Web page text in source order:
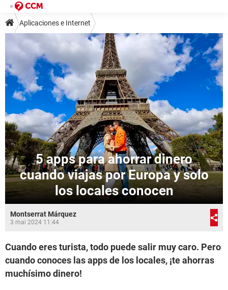
Aplicaciones e Internet
5 apps para ahorrar dinero
cuando viajas por Europa y solo
los locales conocen
Montserrat Márquez
3 mai 2024 11:44
Cuando eres turista, todo puede salir muy caro. Pero
cuando conoces las apps de los locales, ¡te ahorras
muchísimo dinero!